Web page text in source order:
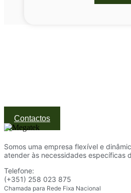
Contactos
Somos uma empresa flexível e
atender às necessidades específicas
Telefone:
(+351) 258 023 875
Chamada para Rede Fixa Nacional